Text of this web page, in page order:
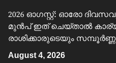
2026 ഓഗസ്റ്റ്: ഓരോ
മുൻപ് ഇത് ചെയ്താൽ
രാശിക്കാരുടെയും
August 4, 2026